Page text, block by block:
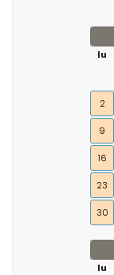
lu
2
9
16
23
30
lu